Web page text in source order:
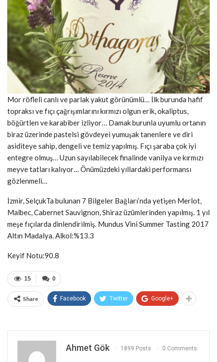
Mor röfleli canlı ve parlak yakut görünümlü… İlk burunda hafif
topraksı ve fıçı çağrışımlarını kırmızı olgun erik, okaliptus,
böğürtlen ve karabiber izliyor… Damak burunla uyumlu ortanın
biraz üzerinde pastelsi gövdeyei yumuşak tanenlere ve diri
asiditeye sahip, dengeli ve temiz yapılmış. Fıçı şaraba çok iyi
entegre olmuş… Uzun sayılabilecek finalinde vanilya ve kırmızı
meyve tatları kalıyor… Önümüzdeki yıllardaki performansı
gözlenmeli…
İzmir, SelçukTa bulunan 7 Bilgeler Bağları’nda yetişen Merlot,
Malbec, Cabernet Sauvignon, Shiraz üzümlerinden yapılmış. 1 yıl
meşe fıçılarda dinlendirilmiş. Mundus Vini Summer Tasting 2017
Altın Madalya. Alkol:%13.3
Keyif Notu:90.8
0
15
Share Facebook Twitter Google+
Ahmet Gök 1899 Posts 0 Comments